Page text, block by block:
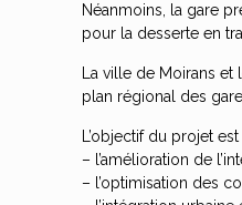
Néanmoins, la gare
pour la desserte en
La ville de Moirans
plan régional des
L’objectif du projet
– l’amélioration de
– l’optimisation des